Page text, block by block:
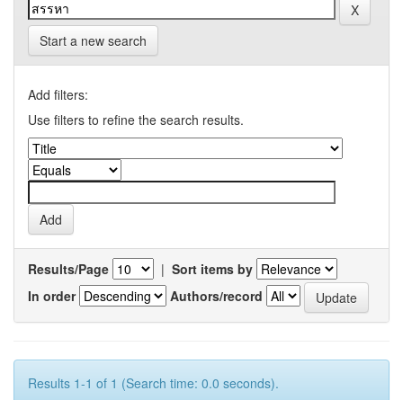
Start a new search
Add filters:
Use filters to refine the search results.
Results/Page | Sort items by
In order
Authors/record
Results 1-1 of 1 (Search time: 0.0 seconds).